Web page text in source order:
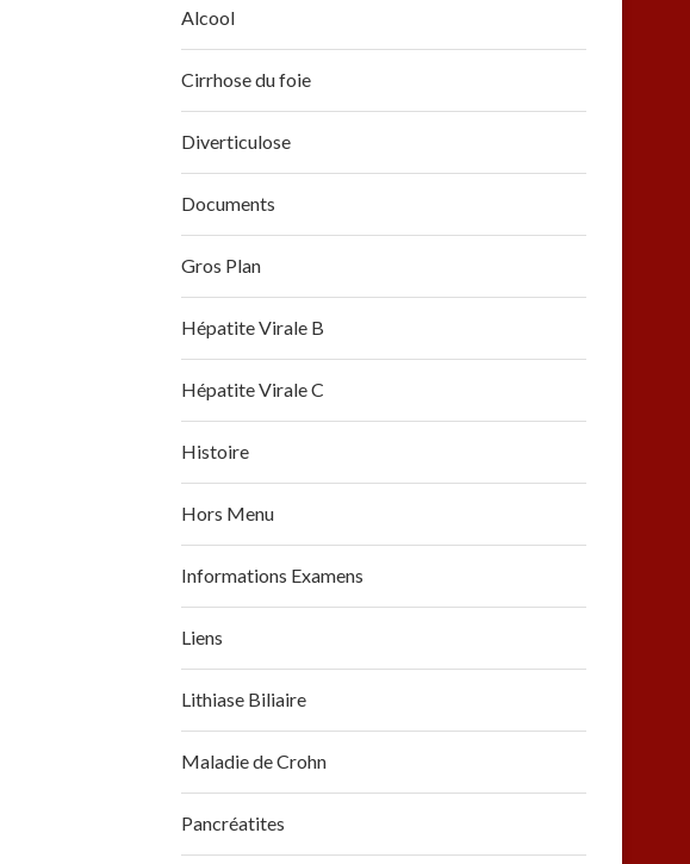
Alcool
Cirrhose du foie
Diverticulose
Documents
Gros Plan
Hépatite Virale B
Hépatite Virale C
Histoire
Hors Menu
Informations Examens
Liens
Lithiase Biliaire
Maladie de Crohn
Pancréatites